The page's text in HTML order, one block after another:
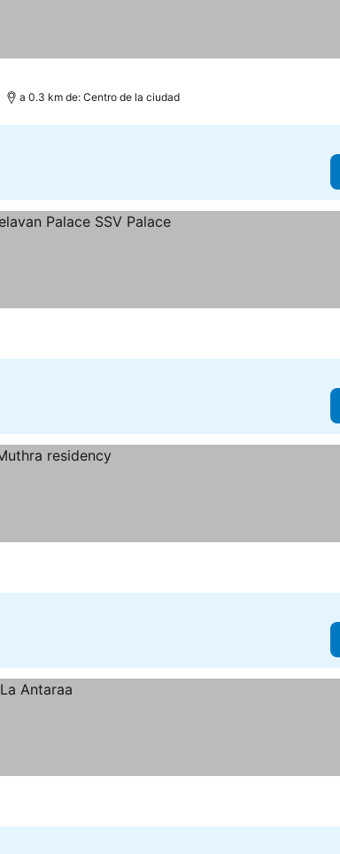
a 0.3 km de: Centro de la ciudad